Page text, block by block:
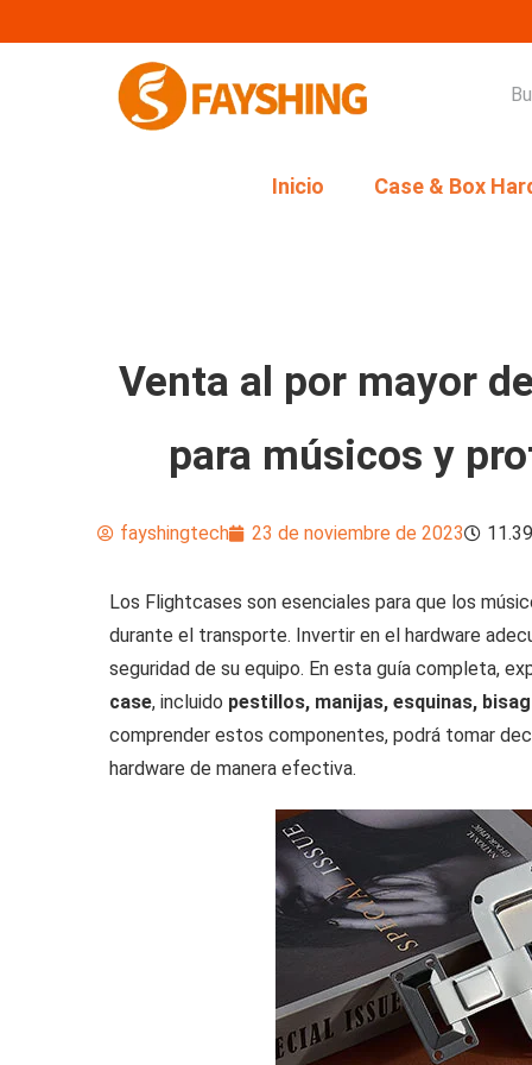
Inicio Case & Box
Venta al por mayor
para músicos y
fayshingtech 23 de noviembre de 2023
Los Flightcases son esenciales para que los
durante el transporte. Invertir en el hardware
seguridad de su equipo. En esta guía completa,
case, incluido pestillos, manijas, esquinas,
comprender estos componentes, podrá tomar
hardware de manera efectiva.